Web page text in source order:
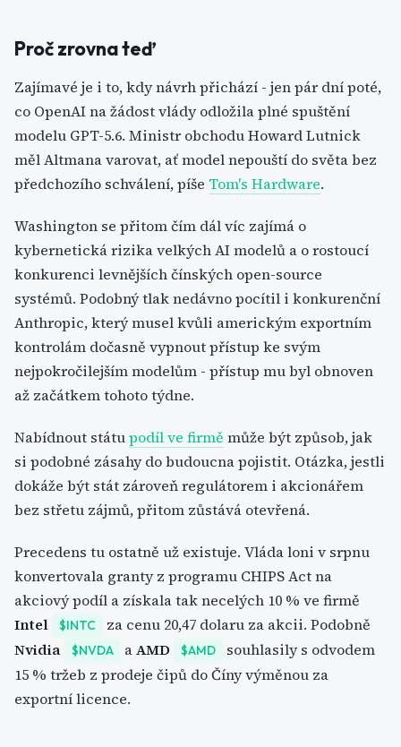
Proč zrovna teď
Zajímavé je i to, kdy návrh přichází - jen pár dní poté,
co OpenAI na žádost vlády odložila plné spuštění
modelu GPT-5.6. Ministr obchodu Howard Lutnick
měl Altmana varovat, ať model nepouští do světa bez
předchozího schválení, píše Tom's Hardware.
Washington se přitom čím dál víc zajímá o
kybernetická rizika velkých AI modelů a o rostoucí
konkurenci levnějších čínských open-source
systémů. Podobný tlak nedávno pocítil i konkurenční
Anthropic, který musel kvůli americkým exportním
kontrolám dočasně vypnout přístup ke svým
nejpokročilejším modelům - přístup mu byl obnoven
až začátkem tohoto týdne.
Nabídnout státupodíl ve firmě může být způsob, jak
si podobné zásahy do budoucna pojistit. Otázka, jestli
dokáže být stát zároveň regulátorem i akcionářem
bez střetu zájmů, přitom zůstává otevřená.
Precedens tu ostatně už existuje. Vláda loni v srpnu
konvertovala granty z programu CHIPS Act na
akciový podíl a získala tak necelých 10 % ve firmě
Intel
$INTC
za cenu 20,47 dolaru za akcii. Podobně
Nvidia
$NVDA aAMD $AMD
souhlasily s odvodem
15 % tržeb z prodeje čipů do Číny výměnou za
exportní licence.